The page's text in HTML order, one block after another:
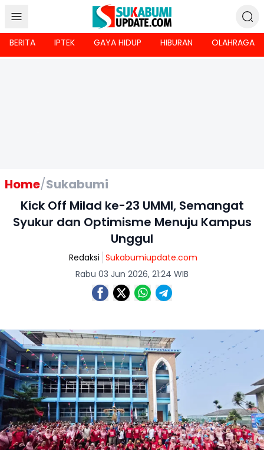
BERITA IPTEK GAYA HIDUP HIBURAN OLAHRAGA
Home/Sukabumi
Kick Off Milad ke-23 UMMI, Semangat
Syukur dan Optimisme Menuju Kampus
Unggul
Redaksi Sukabumiupdate.com
Rabu 03 Jun 2026, 21:24 WIB